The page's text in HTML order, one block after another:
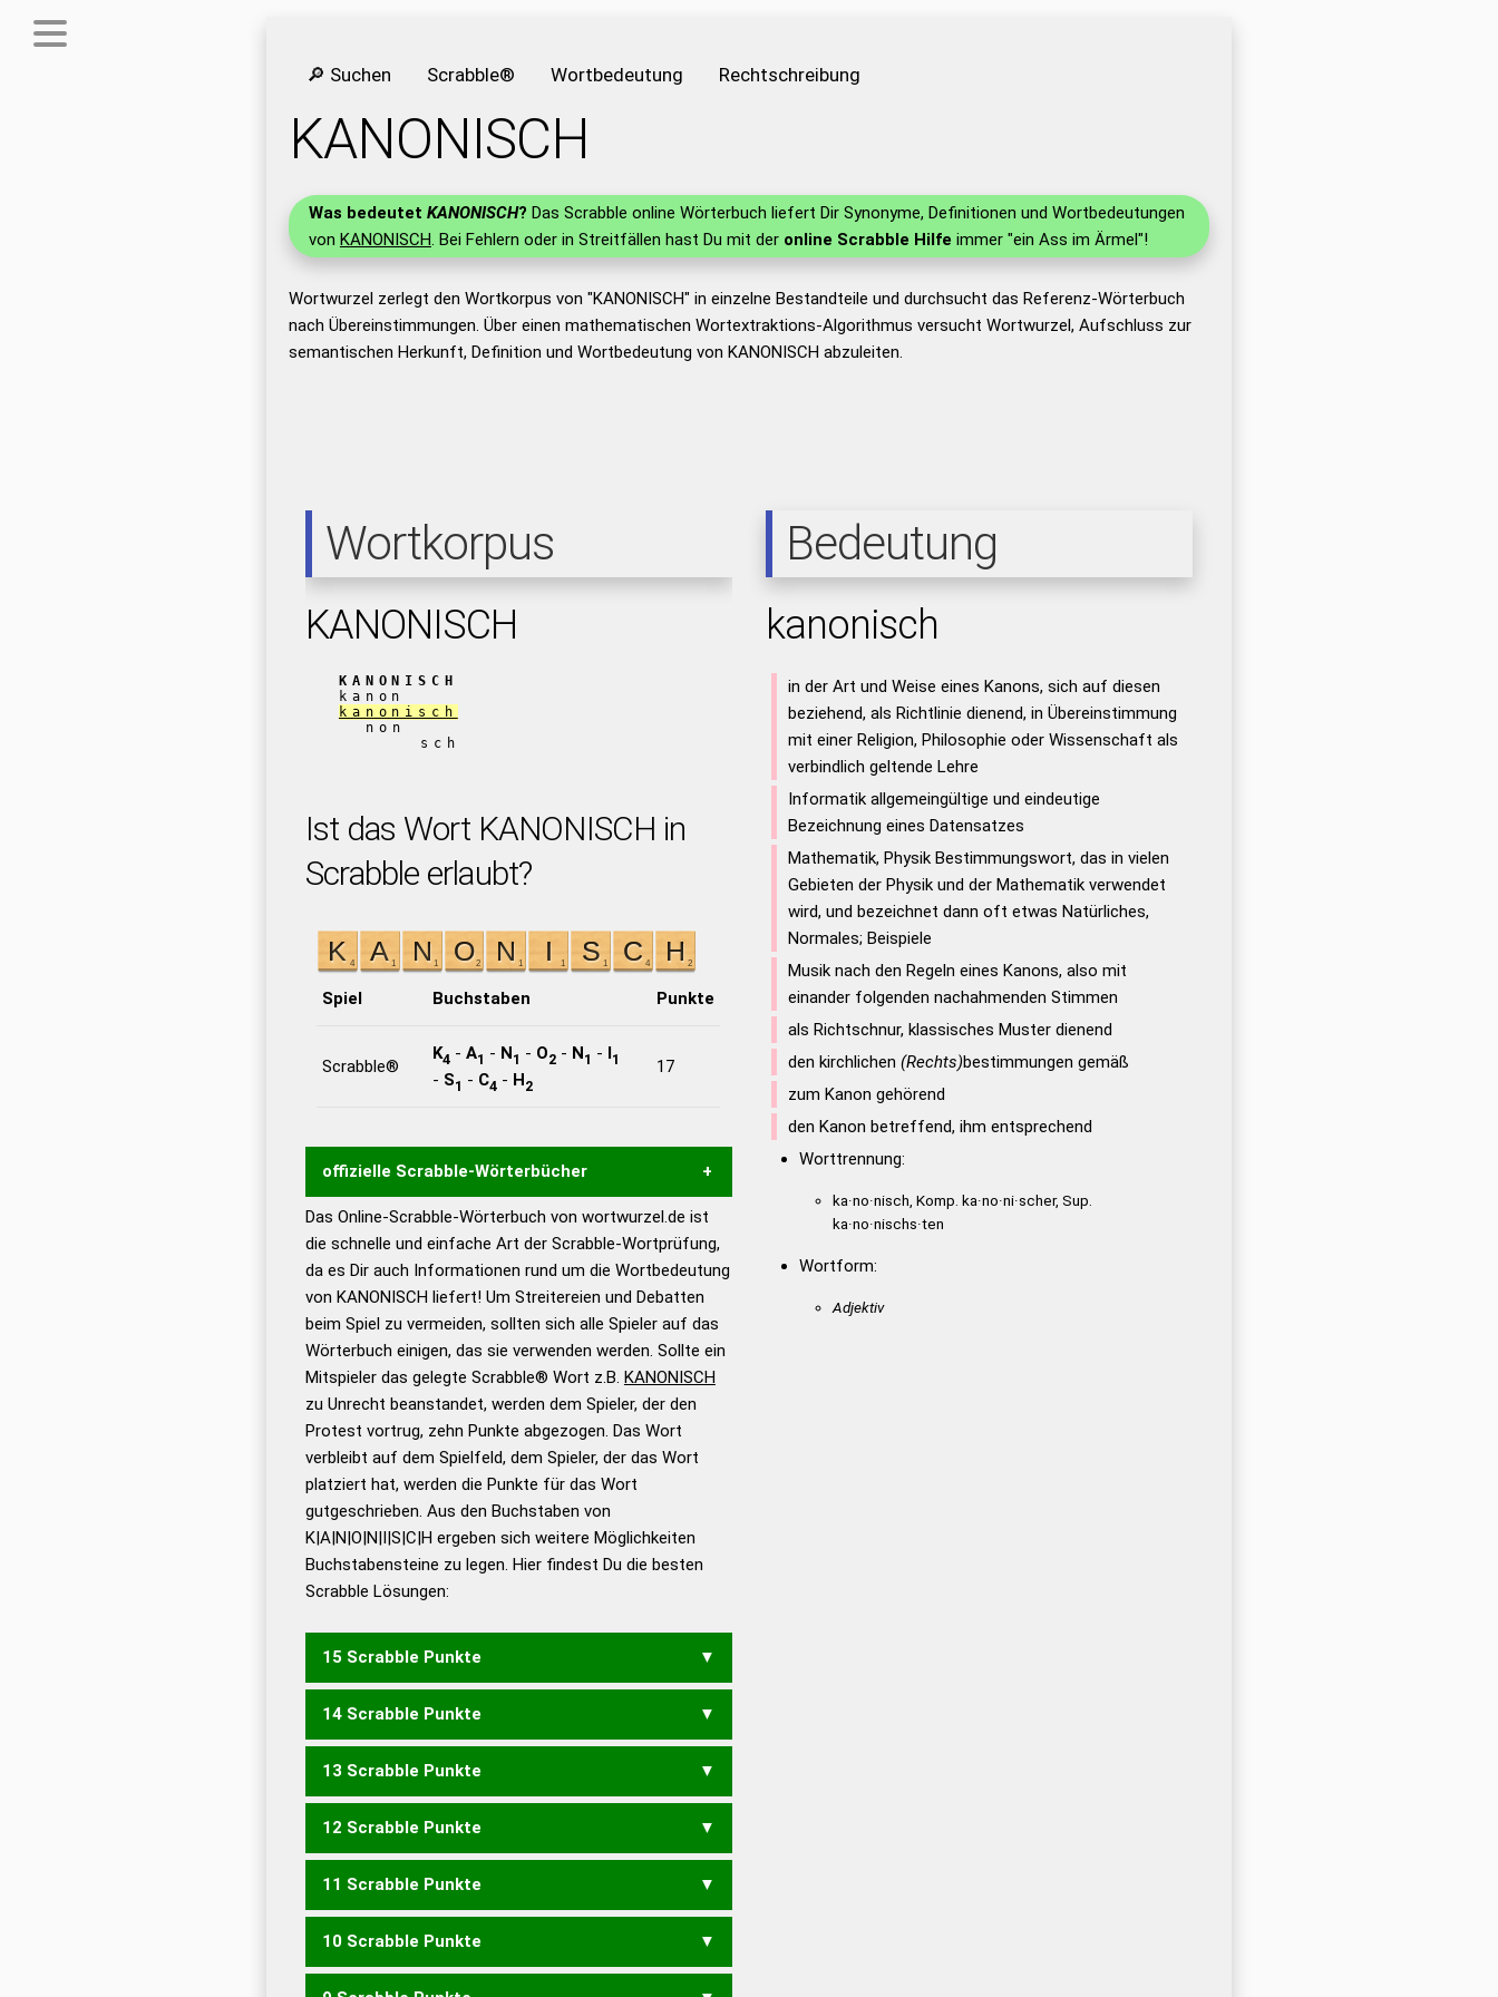
🔎 Suchen Scrabble® Wortbedeutung Rechtschreibung
KANONISCH
Was bedeutet KANONISCH? Das Scrabble online Wörterbuch liefert Dir Synonyme, Definitionen und Wortbedeutungen
von KANONISCH. Bei Fehlern oder in Streitfällen hast Du mit der online Scrabble Hilfe immer "ein Ass im Ärmel"!
Wortwurzel zerlegt den Wortkorpus von "KANONISCH" in einzelne Bestandteile und durchsucht das Referenz-Wörterbuch
nach Übereinstimmungen. Über einen mathematischen Wortextraktions-Algorithmus versucht Wortwurzel, Aufschluss zur
semantischen Herkunft, Definition und Wortbedeutung von KANONISCH abzuleiten.
Wortkorpus
KANONISCH
KANONISCH
kanon
kanonisch
non
sch
Ist das Wort KANONISCH in
Scrabble erlaubt?
Spiel Buchstaben Punkte
Scrabble®
K4 - A1 - N1 - O2- N1 - I1
- S1 - C4 - H2
17
offizielle Scrabble-Wörterbücher
Wortwurzel liefert mit Hilfe eines semantischen
Wortanalyse-Algorithmus gute Anhaltspunkte zu
Wortbedeutung, Worttrennung und Wortform, um die
Gültigkeit eines Wortes für das Scrabble-Spiel zu
bestimmen! zugelassene Turnier Scrabble-
Wörterbücher sind:
Duden – Standardwerk in 12
Bänden
Duden – Richtiges und gutes
Deutsch
Duden – Die deutsche Grammatik
Duden – Deutsches
Universalwörterbuch
Das Online-Scrabble-Wörterbuch von wortwurzel.de ist
die schnelle und einfache Art der Scrabble-Wortprüfung,
da es Dir auch Informationen rund um die Wortbedeutung
von KANONISCH liefert! Um Streitereien und Debatten
beim Spiel zu vermeiden, sollten sich alle Spieler auf das
Wörterbuch einigen, das sie verwenden werden. Sollte ein
Mitspieler das gelegte Scrabble® Wort z.B. KANONISCH
zu Unrecht beanstandet, werden dem Spieler, der den
Protest vortrug, zehn Punkte abgezogen. Das Wort
verbleibt auf dem Spielfeld, dem Spieler, der das Wort
platziert hat, werden die Punkte für das Wort
gutgeschrieben. Aus den Buchstaben von
K|A|N|O|N|I|S|C|H ergeben sich weitere Möglichkeiten
Buchstabensteine zu legen. Hier findest Du die besten
Scrabble Lösungen:
15 Scrabble Punkte
KONCHAS KONISCH
14 Scrabble Punkte
KONCHA
13 Scrabble Punkte
HOCKS KOCHS SCHANK
12 Scrabble Punkte
HOCK KOCH HACKS HICKS
CHANSON
11 Scrabble Punkte
HACK HICK NOCK SNACK
SONACH HINSANK
10 Scrabble Punkte
Bedeutung
kanonisch
in der Art und Weise eines Kanons, sich auf diesen
beziehend, als Richtlinie dienend, in Übereinstimmung
mit einer Religion, Philosophie oder Wissenschaft als
verbindlich geltende Lehre
Informatik allgemeingültige und eindeutige
Bezeichnung eines Datensatzes
Mathematik, Physik Bestimmungswort, das in vielen
Gebieten der Physik und der Mathematik verwendet
wird, und bezeichnet dann oft etwas Natürliches,
Normales; Beispiele
Musik nach den Regeln eines Kanons, also mit
einander folgenden nachahmenden Stimmen
als Richtschnur, klassisches Muster dienend
den kirchlichen (Rechts)bestimmungen gemäß
zum Kanon gehörend
den Kanon betreffend, ihm entsprechend
Worttrennung:
ka·no·nisch, Komp. ka·no·ni·scher, Sup.
ka·no·nischs·ten
Wortform:
Adjektiv